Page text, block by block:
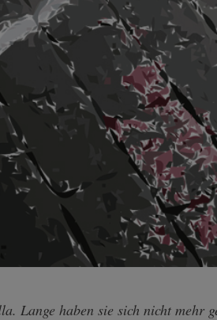
Lange haben sie sich nicht mehr